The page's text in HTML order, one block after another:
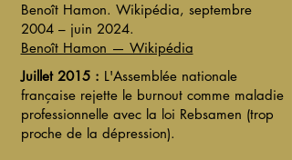
Benoît Hamon. Wikipédia, septembre
2004 – juin 2024.
Benoît Hamon — Wikipédia
Juillet 2015 : L'Assemblée nationale
française rejette le burnout comme maladie
professionnelle avec la loi Rebsamen (trop
proche de la dépression).